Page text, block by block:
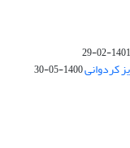
1401-02-29
کردوانی1400-05-30